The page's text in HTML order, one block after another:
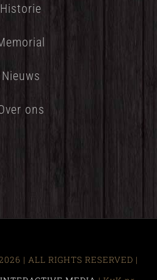
Historie
Nieuws
ons
| ALL RIGHTS RESERVED |